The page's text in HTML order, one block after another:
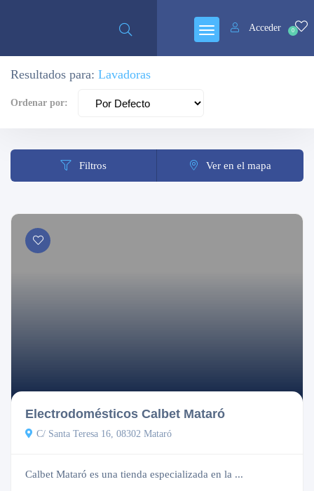
0
Acceder
Resultados para: Lavadoras
Ordenar por:
Filtros Ver en el mapa
Electrodomésticos Calbet Mataró
C/ Santa Teresa 16, 08302 Mataró
Calbet Mataró es una tienda especializada en la ...